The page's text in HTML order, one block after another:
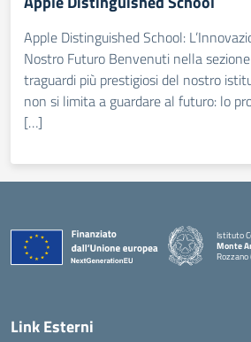
Apple Distinguished School:
Nostro Futuro Benvenuti nella
traguardi più prestigiosi del nostro
non si limita a guardare al futuro: lo
[…]
Istituto
Monte
Rozzano
Link Esterni